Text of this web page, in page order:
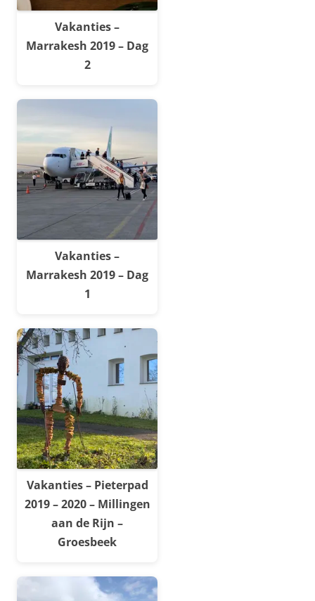
Vakanties –
Marrakesh 2019 – Dag
2
Vakanties –
Marrakesh 2019 – Dag
1
Vakanties – Pieterpad
2019 – 2020 – Millingen
aan de Rijn –
Groesbeek